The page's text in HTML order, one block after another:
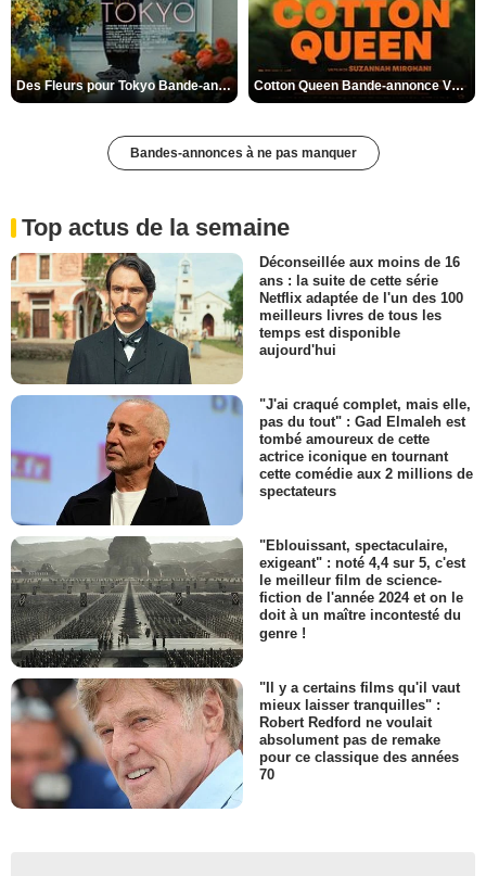
Des Fleurs pour Tokyo Bande-annonce VO STFR Cotton Queen Bande-annonce VO STFR
Bandes-annonces à ne pas manquer
Top actus de la semaine
Déconseillée aux moins de 16
ans : la suite de cette série
Netflix adaptée de l'un des 100
meilleurs livres de tous les
temps est disponible
aujourd'hui
"J'ai craqué complet, mais elle,
pas du tout" : Gad Elmaleh est
tombé amoureux de cette
actrice iconique en tournant
cette comédie aux 2 millions de
spectateurs
"Eblouissant, spectaculaire,
exigeant" : noté 4,4 sur 5, c'est
le meilleur film de science-
fiction de l'année 2024 et on le
doit à un maître incontesté du
genre !
"Il y a certains films qu'il vaut
mieux laisser tranquilles" :
Robert Redford ne voulait
absolument pas de remake
pour ce classique des années
70